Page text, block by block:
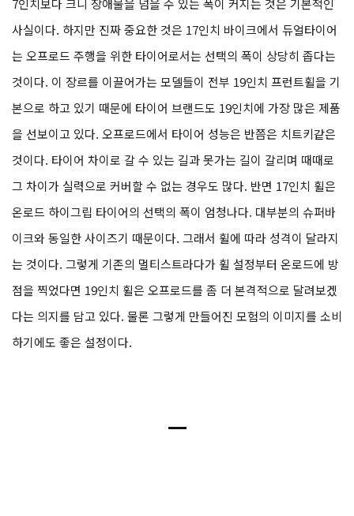
사실이다. 하지만 진짜 중요한 것은 17인치 바이크에서 듀얼타이어
는 오프로드 주행을 위한 타이어로서는 선택의 폭이 상당히 좁다는
것이다. 이 장르를 이끌어가는 모델들이 전부 19인치 프런트휠을 기
본으로 하고 있기 때문에 타이어 브랜드도 19인치에 가장 많은 제품
을 선보이고 있다. 오프로드에서 타이어 성능은 반쯤은 치트키같은
것이다. 타이어 차이로 갈 수 있는 길과 못가는 길이 갈리며 때때로
그 차이가 실력으로 커버할 수 없는 경우도 많다. 반면 17인치 휠은
온로드 하이그립 타이어의 선택의 폭이 엄청나다. 대부분의 슈퍼바
이크와 동일한 사이즈기 때문이다. 그래서 휠에 따라 성격이 달라지
는 것이다. 그렇게 기존의 멀티스트라다가 휠 설정부터 온로드에 방
점을 찍었다면 19인치 휠은 오프로드를 좀 더 본격적으로 달려보겠
다는 의지를 담고 있다. 물론 그렇게 만들어진 모험의 이미지를 소비
하기에도 좋은 설정이다.
ㅡ